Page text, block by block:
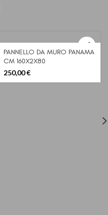
PANNELLO DA MURO PANAMA
CM 160X2X80
250,00€